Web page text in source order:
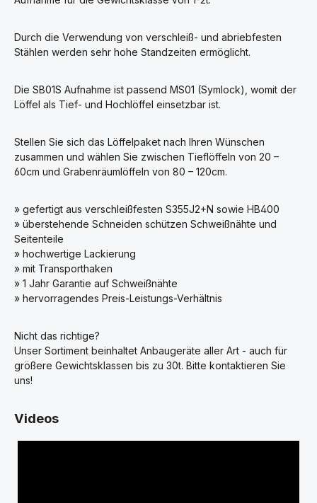
Durch die Verwendung von verschleiß- und abriebfesten
Stählen werden sehr hohe Standzeiten ermöglicht.
Die SB01S Aufnahme ist passend MS01 (Symlock), womit der
Löffel als Tief- und Hochlöffel einsetzbar ist.
Stellen Sie sich das Löffelpaket nach Ihren Wünschen
zusammen und wählen Sie zwischen Tieflöffeln von 20 –
60cm und Grabenräumlöffeln von 80 – 120cm.
» gefertigt aus verschleißfesten S355J2+N sowie HB400
» überstehende Schneiden schützen Schweißnähte und
Seitenteile
» hochwertige Lackierung
» mit Transporthaken
» 1 Jahr Garantie auf Schweißnähte
» hervorragendes Preis-Leistungs-Verhältnis
Nicht das richtige?
Unser Sortiment beinhaltet Anbaugeräte aller Art - auch für
größere Gewichtsklassen bis zu 30t. Bitte kontaktieren Sie
uns!
Videos